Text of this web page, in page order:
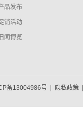
品发布
销活动
旧闻博览
备13004986号 隐私政策